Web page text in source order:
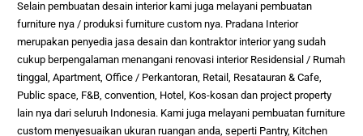
Selain pembuatan desain interior kami juga melayani pembuatan
furniture nya / produksi furniture custom nya. Pradana Interior
merupakan penyedia jasa desain dan kontraktor interior yang sudah
cukup berpengalaman menangani renovasi interior Residensial / Rumah
tinggal, Apartment, Office / Perkantoran, Retail, Resatauran & Cafe,
Public space, F&B, convention, Hotel, Kos-kosan dan project property
lain nya dari seluruh Indonesia. Kami juga melayani pembuatan furniture
custom menyesuaikan ukuran ruangan anda, seperti Pantry, Kitchen